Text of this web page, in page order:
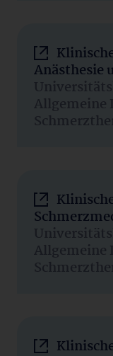
Anästhesie
Allgemeine
Allgemeine